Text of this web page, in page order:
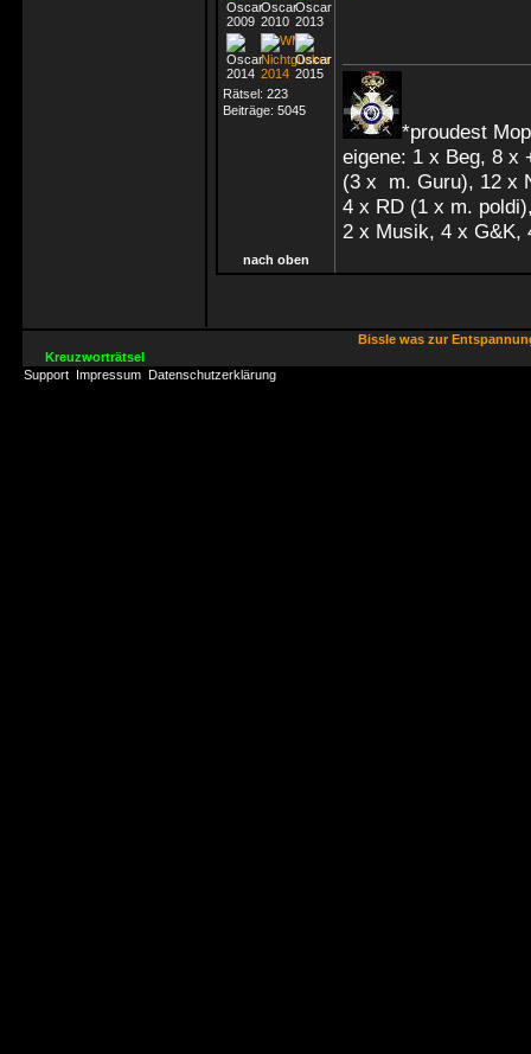
Rätsel: 223
Beiträge: 5045
*proudest
eigene: 1 x Beg, 8 x
(3 x m. Guru), 12 x
4 x RD (1 x m.
2 x Musik, 4 x G&K,
nach oben
Bissle was zur
Kreuzworträtsel
Support Impressum Datenschutzerklärung